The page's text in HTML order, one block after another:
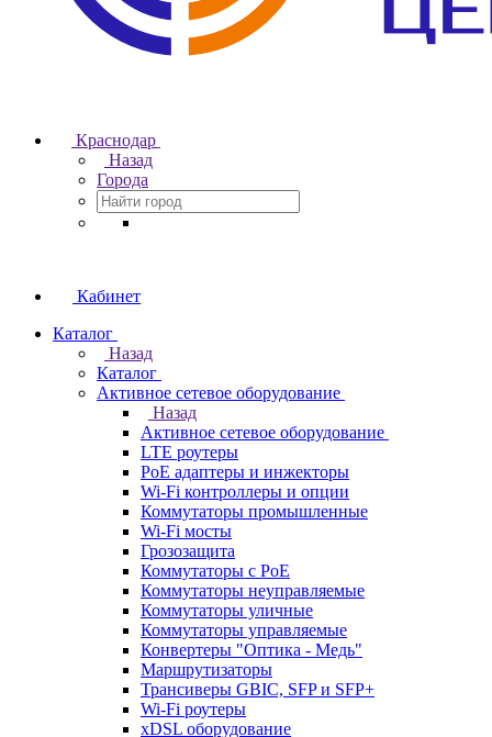
Краснодар
Назад
Города
Кабинет
Каталог
Назад
Каталог
Активное сетевое оборудование
Назад
Активное сетевое оборудование
LTE роутеры
PoE адаптеры и инжекторы
Wi-Fi контроллеры и опции
Коммутаторы промышленные
Wi-Fi мосты
Грозозащита
Коммутаторы c PoE
Коммутаторы неуправляемые
Коммутаторы уличные
Коммутаторы управляемые
Конвертеры "Оптика - Медь"
Маршрутизаторы
Трансиверы GBIC, SFP и SFP+
Wi-Fi роутеры
xDSL оборудование